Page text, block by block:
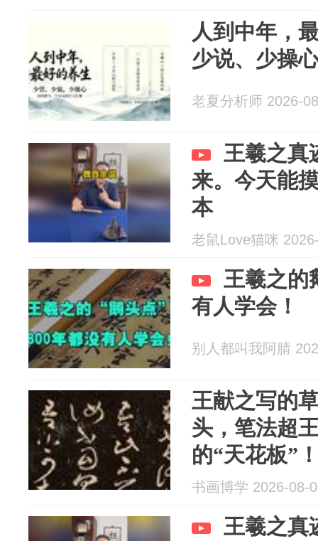
人到中年，
少说、少操
老夏分析师 2026-
王羲之真
来。今天能
本
老鼠Love猫咪
王羲之的
有人学会！
别人都叫我阿腈
王献之写的
头，笔法超
的“天花板”
书画博学 2026-08-
王羲之真